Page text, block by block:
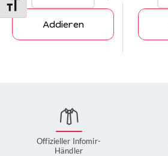
Schrift vergrößern
Addieren
Offizieller Infomir-
Händler